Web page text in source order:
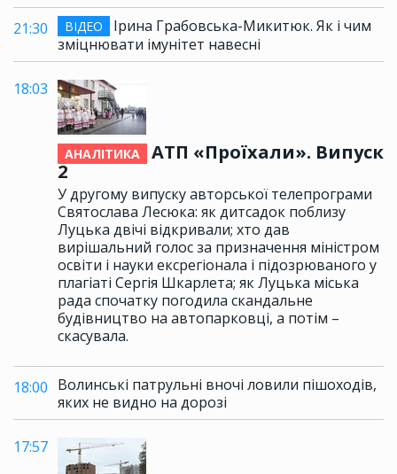
21:30 ВІДЕО
Ірина Грабовська-Микитюк. Як і чим
зміцнювати імунітет навесні
18:03
АНАЛІТИКА
АТП «Проїхали». Випуск
2
У другому випуску авторської телепрограми
Святослава Лесюка: як дитсадок поблизу
Луцька двічі відкривали; хто дав
вирішальний голос за призначення міністром
освіти і науки ексрегіонала і підозрюваного у
плагіаті Сергія Шкарлета; як Луцька міська
рада спочатку погодила скандальне
будівництво на автопарковці, а потім –
скасувала.
18:00 Волинські патрульні вночі ловили пішоходів,
яких не видно на дорозі
17:57